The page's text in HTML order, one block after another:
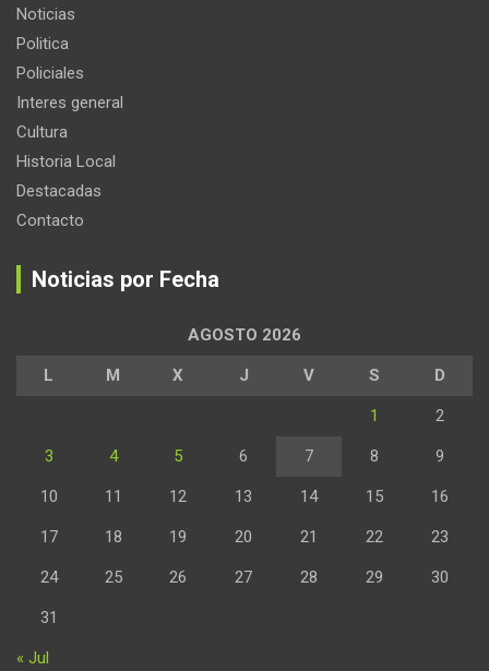
Noticias
Politica
Policiales
Interes general
Cultura
Historia Local
Destacadas
Contacto
Noticias por Fecha
AGOSTO 2026
L M X J V S D
1 2
3 4 5 6 7 8 9
10 11 12 13 14 15 16
17 18 19 20 21 22 23
24 25 26 27 28 29 30
31
« Jul